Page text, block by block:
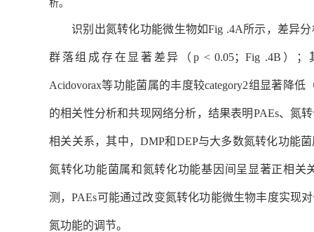
析。
识别出氮转化功能微生物如Fig .4A所示，差异
群落组成存在显著差异（ p < 0.05；Fig .4B ）；
Acidovorax等功能菌属的丰度较category2组显著降低
的相关性分析和共现网络分析，结果表明PAEs、氮
相关关系，其中， DMP和DEP与大多数氮转化功能
氮转化功能菌属和氮转化功能基因间呈显著正相关
测，PAEs可能通过改变氮转化功能微生物丰度实现
氮功能的调节。